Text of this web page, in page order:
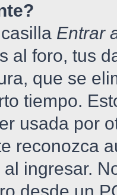
Entrar
al foro, tus
que se
tiempo.
usada por
reconozca
ingresar.